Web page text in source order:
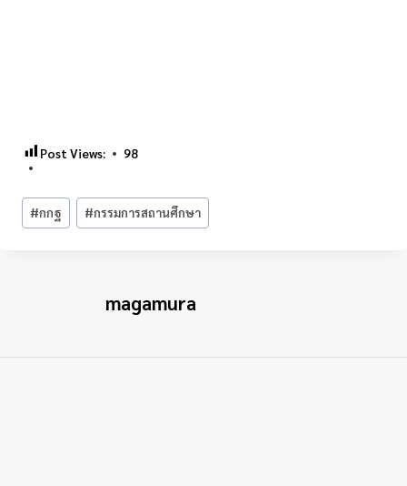
Post Views: 98
Post
Tags:
#กกฐ #กรรมการสถานศึกษา
magamura